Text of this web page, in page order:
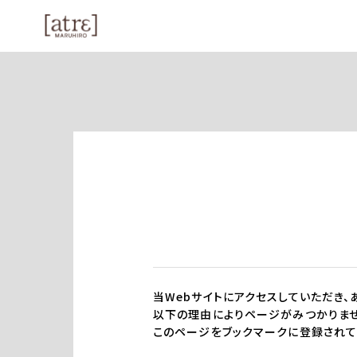
当Webサイトにアクセスしていただき、
以下の理由によりページがみつかりま
このページをブックマークに登録され